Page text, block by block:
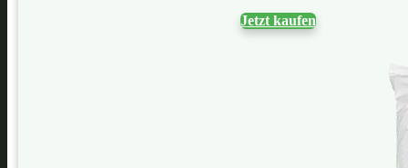
Jetzt kaufen